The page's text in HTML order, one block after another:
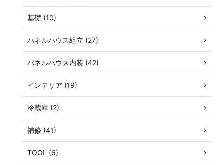
基礎 (10)
パネルハウス組立 (27)
パネルハウス内装 (42)
インテリア (19)
冷蔵庫 (2)
補修 (41)
TOOL (6)